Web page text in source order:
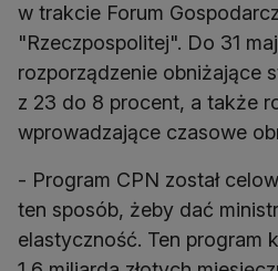
w trakcie Forum
"Rzeczpospolitej". Do 31
rozporządzenie obniżające
z 23 do 8 procent, a także
wprowadzające czasowe
- Program CPN został
ten sposób, żeby dać
elastyczność. Ten program